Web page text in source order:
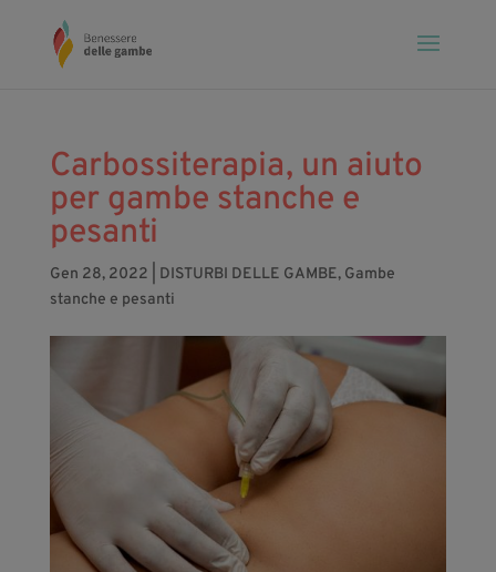
Carbossiterapia, un aiuto
per gambe stanche e
pesanti
Gen 28, 2022 DISTURBI DELLE GAMBE, Gambe
stanche e pesanti